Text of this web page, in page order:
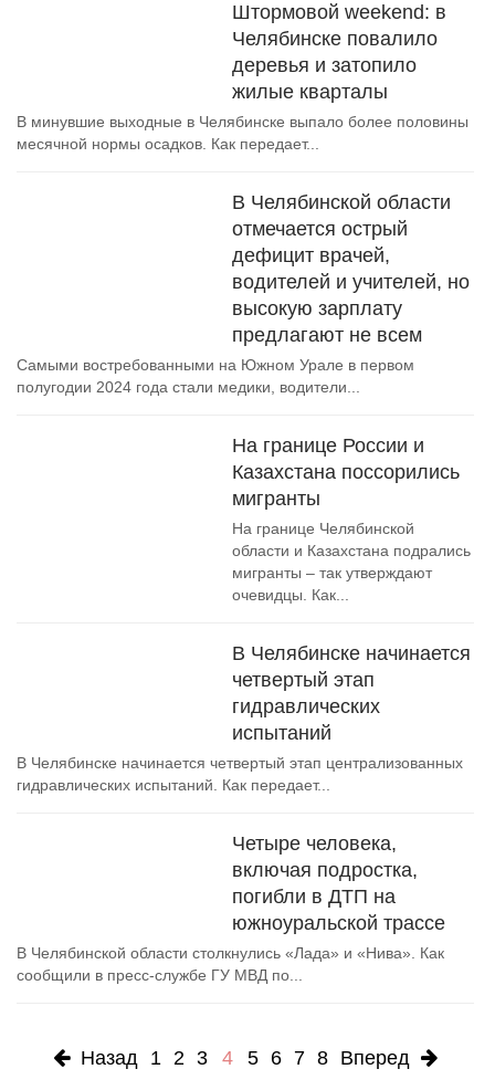
Штормовой weekend: в
Челябинске повалило
деревья и затопило
жилые кварталы
В минувшие выходные в Челябинске выпало более половины
месячной нормы осадков. Как передает...
В Челябинской области
отмечается острый
дефицит врачей,
водителей и учителей, но
высокую зарплату
предлагают не всем
Самыми востребованными на Южном Урале в первом
полугодии 2024 года стали медики, водители...
На границе России и
Казахстана поссорились
мигранты
На границе Челябинской
области и Казахстана подрались
мигранты – так утверждают
очевидцы. Как...
В Челябинске начинается
четвертый этап
гидравлических
испытаний
В Челябинске начинается четвертый этап централизованных
гидравлических испытаний. Как передает...
Четыре человека,
включая подростка,
погибли в ДТП на
южноуральской трассе
В Челябинской области столкнулись «Лада» и «Нива». Как
сообщили в пресс-службе ГУ МВД по...
Назад 1 2 3 4 5 6 7 8 Вперед